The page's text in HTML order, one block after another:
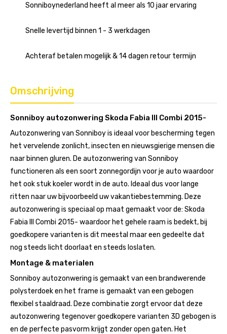
Sonniboynederland heeft al meer als 10 jaar ervaring
Snelle levertijd binnen 1 - 3 werkdagen
Achteraf betalen mogelijk & 14 dagen retour termijn
Omschrijving
Sonniboy autozonwering Skoda Fabia III Combi 2015-
Autozonwering van Sonniboy is ideaal voor bescherming tegen
het vervelende zonlicht, insecten en nieuwsgierige mensen die
naar binnen gluren. De autozonwering van Sonniboy
functioneren als een soort zonnegordijn voor je auto waardoor
het ook stuk koeler wordt in de auto. Ideaal dus voor lange
ritten naar uw bijvoorbeeld uw vakantiebestemming. Deze
autozonwering is speciaal op maat gemaakt voor de: Skoda
Fabia III Combi 2015- waardoor het gehele raam is bedekt, bij
goedkopere varianten is dit meestal maar een gedeelte dat
nog steeds licht doorlaat en steeds loslaten.
Montage & materialen
Sonniboy autozonwering is gemaakt van een brandwerende
polysterdoek en het frame is gemaakt van een gebogen
flexibel staaldraad. Deze combinatie zorgt ervoor dat deze
autozonwering tegenover goedkopere varianten 3D gebogen is
en de perfecte pasvorm krijgt zonder open gaten. Het